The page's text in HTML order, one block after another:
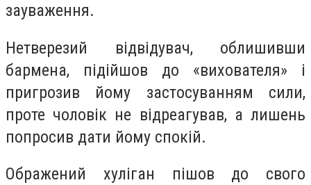
зауваження.
Нетверезий відвідувач, облишивши
бармена, підійшов до «вихователя» і
пригрозив йому застосуванням сили,
проте чоловік не відреагував, а лишень
попросив дати йому спокій.
Ображений хуліган пішов до свого